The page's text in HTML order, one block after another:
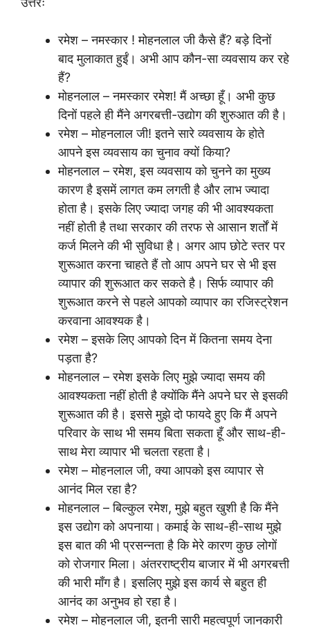
रमेश – नमस्कार ! मोहनलाल जी कैसे हैं? बड़े दिनों
बाद मुलाकात हुईं। अभी आप कौन-सा व्यवसाय कर रहे
हैं?
मोहनलाल – नमस्कार रमेश! मैं अच्छा हूँ। अभी कुछ
दिनों पहले ही मैंने अगरबत्ती-उद्योग की शुरुआत की है।
रमेश – मोहनलाल जी! इतने सारे व्यवसाय के होते
आपने इस व्यवसाय का चुनाव क्यों किया?
मोहनलाल – रमेश, इस व्यवसाय को चुनने का मुख्य
कारण है इसमें लागत कम लगती है और लाभ ज्यादा
होता है। इसके लिए ज्यादा जगह की भी आवश्यकता
नहीं होती है तथा सरकार की तरफ से आसान शर्तों में
कर्ज मिलने की भी सुविधा है। अगर आप छोटे स्तर पर
शुरूआत करना चाहते हैं तो आप अपने घर से भी इस
व्यापार की शुरूआत कर सकते है। सिर्फ व्यापार की
शुरूआत करने से पहले आपको व्यापार का रजिस्ट्रेशन
करवाना आवश्यक है।
रमेश – इसके लिए आपको दिन में कितना समय देना
पड़ता है?
मोहनलाल – रमेश इसके लिए मुझे ज्यादा समय की
आवश्यकता नहीं होती है क्योंकि मैंने अपने घर से इसकी
शुरूआत की है। इससे मुझे दो फायदे हुए कि मैं अपने
परिवार के साथ भी समय बिता सकता हूँ और साथ-ही-
साथ मेरा व्यापार भी चलता रहता है।
रमेश – मोहनलाल जी, क्या आपको इस व्यापार से
आनंद मिल रहा है?
मोहनलाल – बिल्कुल रमेश, मुझे बहुत खुशी है कि मैंने
इस उद्योग को अपनाया। कमाई के साथ-ही-साथ मुझे
इस बात की भी प्रसन्नता है कि मेरे कारण कुछ लोगों
को रोजगार मिला। अंतरराष्ट्रीय बाजार में भी अगरबत्ती
की भारी माँग है। इसलिए मुझे इस कार्य से बहुत ही
आनंद का अनुभव हो रहा है।
रमेश – मोहनलाल जी, इतनी सारी महत्वपूर्ण जानकारी